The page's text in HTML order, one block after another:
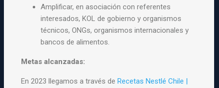
Amplificar, en asociación con referentes
interesados, KOL de gobierno y organismos
técnicos, ONGs, organismos internacionales y
bancos de alimentos.
Metas alcanzadas:
En 2023 llegamos a través deRecetas Nestlé Chile |